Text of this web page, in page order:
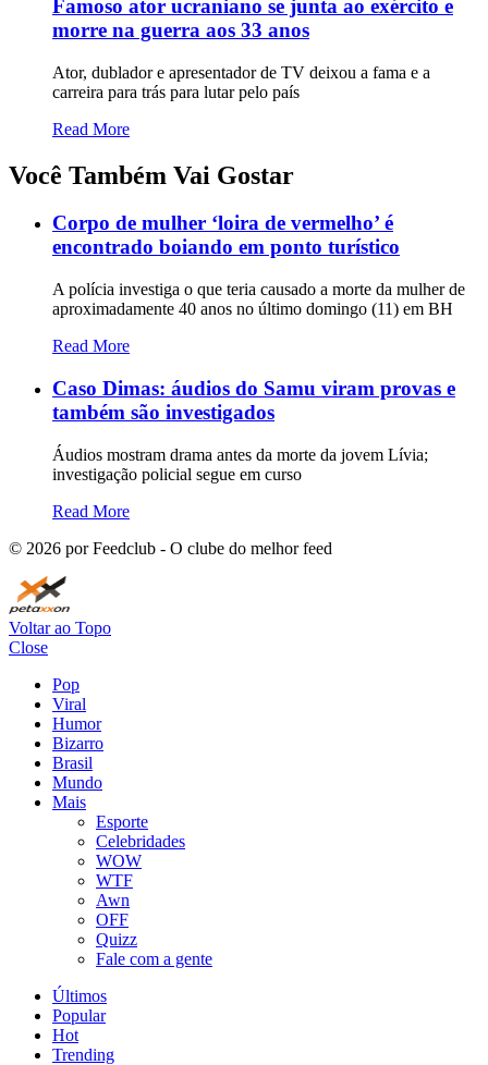
Famoso ator ucraniano se junta ao exército e
morre na guerra aos 33 anos
Ator, dublador e apresentador de TV deixou a fama e a
carreira para trás para lutar pelo país
Read More
Você Também Vai Gostar
Corpo de mulher ‘loira de vermelho’ é
encontrado boiando em ponto turístico
A polícia investiga o que teria causado a morte da mulher de
aproximadamente 40 anos no último domingo (11) em BH
Read More
Caso Dimas: áudios do Samu viram provas e
também são investigados
Áudios mostram drama antes da morte da jovem Lívia;
investigação policial segue em curso
Read More
© 2026 por Feedclub - O clube do melhor feed
Voltar ao Topo
Close
Pop
Viral
Humor
Bizarro
Brasil
Mundo
Mais
Esporte
Celebridades
WOW
WTF
Awn
OFF
Quizz
Fale com a gente
Últimos
Popular
Hot
Trending